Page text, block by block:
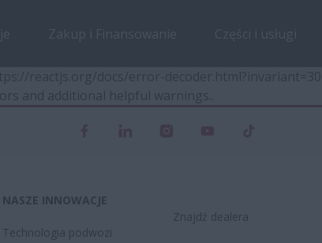
NASZE INNOWACJE
Technologia podwozi
Znajdź dealera